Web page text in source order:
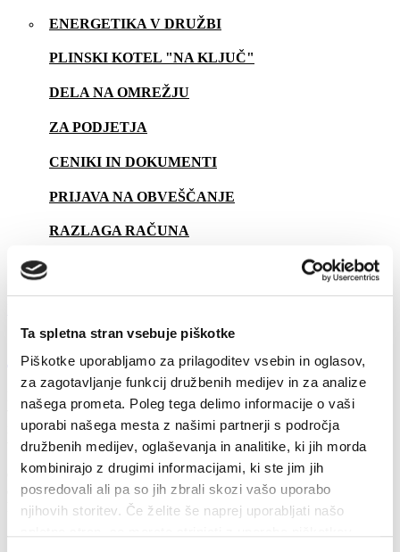
Ta spletna stran vsebuje piškotke
Piškotke uporabljamo za prilagoditev vsebin in oglasov,
za zagotavljanje funkcij družbenih medijev in za analize
našega prometa. Poleg tega delimo informacije o vaši
uporabi našega mesta z našimi partnerji s področja
družbenih medijev, oglaševanja in analitike, ki jih morda
kombinirajo z drugimi informacijami, ki ste jim jih
posredovali ali pa so jih zbrali skozi vašo uporabo
njihovih storitev. Če želite še naprej uporabljati našo
ENERGETIKA V DRUŽBI
PLINSKI KOTEL "NA KLJUČ"
DELA NA OMREŽJU
ZA PODJETJA
CENIKI IN DOKUMENTI
PRIJAVA NA OBVEŠČANJE
RAZLAGA RAČUNA
Svetovalec
Naš Svetovalec združuje odgovore na pogosto zastavljena
vprašanja naših uporabnikov, ki so povezana z izbiro in
izkoriščanjem različnih virov energije ter učinkovito rabo energije v
vsakdanjem življenju.
Ozaveščeni uporabniki energije pomembno prispevamo k
energetsko in okoljsko učinkoviti rabi energije ter s tem k višji
kakovosti našega bivanja.